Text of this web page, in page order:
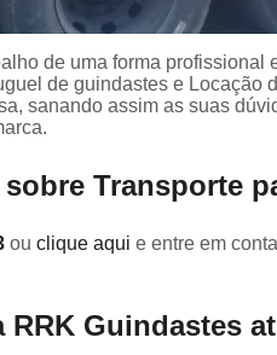
de uma forma
de guindastes e Locação
sanando assim as suas
Transporte
ou clique aqui e entre em
RRK Guindastes